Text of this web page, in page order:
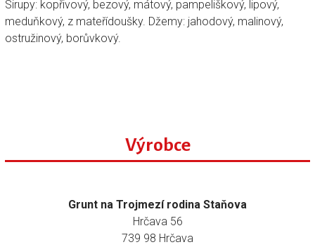
Sirupy: kopřivový, bezový, mátový, pampeliškový, lipový,
meduňkový, z mateřídoušky. Džemy: jahodový, malinový,
ostružinový, borůvkový.
Výrobce
Grunt na Trojmezí rodina Staňova
Hrčava 56
739 98 Hrčava